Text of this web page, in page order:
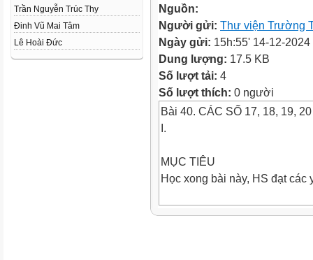
Trần Nguyễn Trúc Thy
Đinh Vũ Mai Tâm
Lê Hoài Đức
Nguồn:
Người gửi: Thư viện Trường
Ngày gửi: 15h:55' 14-12-2024
Dung lượng: 17.5 KB
Số lượt tải: 4
Số lượt thích: 0 người
Bài 40. CÁC SỐ 17, 18, 19, 20
I.
MỤC TIÊU
Học xong bài này, HS đạt các